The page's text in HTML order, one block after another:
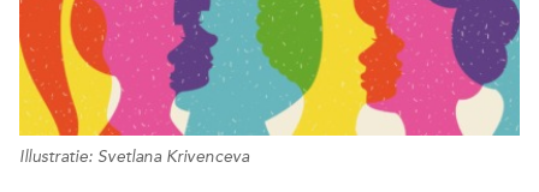
Illustratie: Svetlana Krivenceva